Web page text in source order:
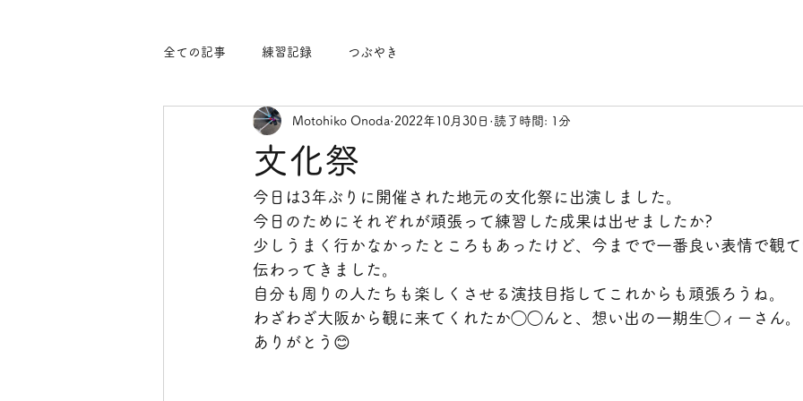
全ての記事 練習記録 つぶやき
文化祭
Motohiko Onoda 2022年10月30日 読了時間: 1分
今日は3年ぶりに開催された地元の文化祭に出演しました。
今日のためにそれぞれが頑張って練習した成果は出せましたか?
少しうまく行かなかったところもあったけど、今までで一番良い表情で観
伝わってきました。
自分も周りの人たちも楽しくさせる演技目指してこれからも頑張ろうね。
わざわざ大阪から観に来てくれたか◯◯んと、想い出の一期生◯ィーさん。
ありがとう😊